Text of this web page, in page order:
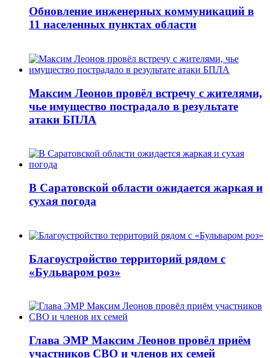
Обновление инженерных коммуникаций в
11 населенных пунктах области
Максим Леонов провёл встречу с жителями,
чье имущество пострадало в результате
атаки БПЛА
В Саратовской области ожидается жаркая и
сухая погода
Благоустройство территорий рядом с
«Бульваром роз»
Глава ЭМР Максим Леонов провёл приём
участников СВО и членов их семей